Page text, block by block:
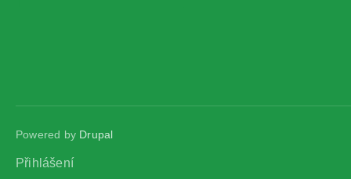
Powered by Drupal
Přihlášení